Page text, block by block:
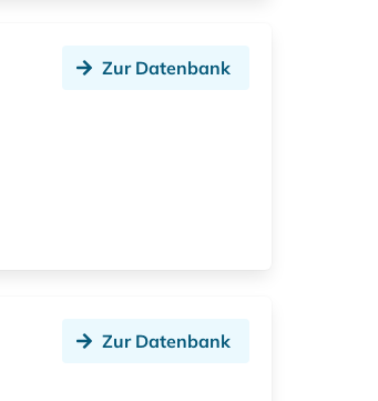
Zur Datenbank
Zur Datenbank